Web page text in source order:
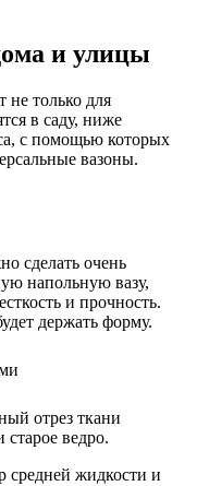
и улицы
не только для
в саду, ниже
с помощью которых
вазоны.
сделать очень
напольную вазу,
и прочность.
держать форму.
отрез ткани
ведро.
средней жидкости и